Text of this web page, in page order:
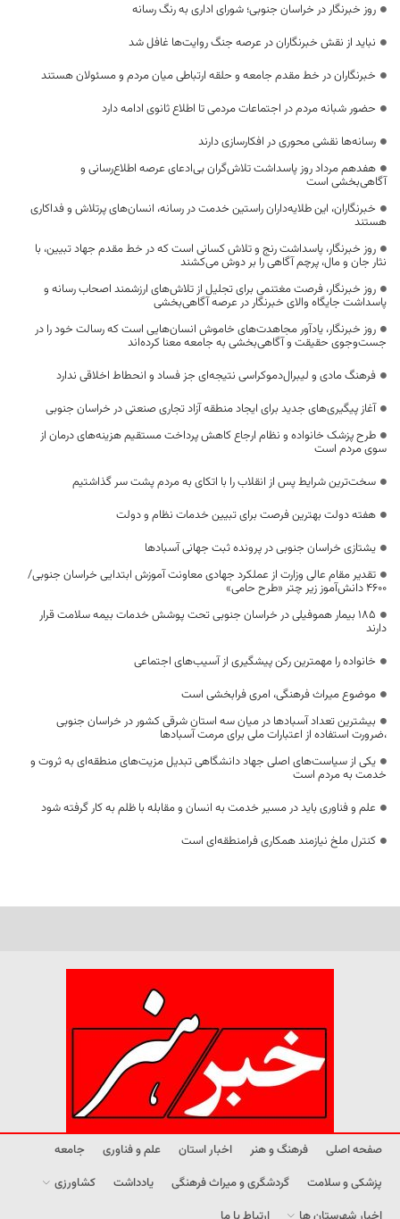
روز خبرنگار در خراسان جنوبی؛ شورای اداری به رنگ رسانه
نباید از نقش خبرنگاران در عرصه جنگ روایت‌ها غافل شد
خبرنگاران در خط مقدم جامعه و حلقه ارتباطی میان مردم و مسئولان هستند
حضور شبانه مردم در اجتماعات مردمی تا اطلاع ثانوی ادامه دارد
رسانه‌ها نقشی محوری در افکارسازی دارند
هفدهم مرداد روز پاسداشت تلاش‌گران بی‌ادعای عرصه اطلاع‌رسانی و
آگاهی‌بخشی است
خبرنگاران، این طلایه‌داران راستین خدمت در رسانه، انسان‌های پرتلاش و فداکاری
هستند
روز خبرنگار، پاسداشت رنج و تلاش کسانی است که در خط مقدم جهاد تبیین، با
نثار جان و مال، پرچم آگاهی را بر دوش می‌کشند
روز خبرنگار، فرصت مغتنمی برای تجلیل از تلاش‌های ارزشمند اصحاب رسانه و
پاسداشت جایگاه والای خبرنگار در عرصه آگاهی‌بخشی
روز خبرنگار، یادآور مجاهدت‌های خاموش انسان‌هایی است که رسالت خود را در
جست‌وجوی حقیقت و آگاهی‌بخشی به جامعه معنا کرده‌اند
فرهنگ مادی و لیبرال‌دموکراسی نتیجه‌ای جز فساد و انحطاط اخلاقی ندارد
آغاز پیگیری‌های جدید برای ایجاد منطقه آزاد تجاری صنعتی در خراسان جنوبی
طرح پزشک خانواده و نظام ارجاع کاهش پرداخت مستقیم هزینه‌های درمان از
سوی مردم است
سخت‌ترین شرایط پس از انقلاب را با اتکای به مردم پشت سر گذاشتیم
هفته دولت بهترین فرصت برای تبیین خدمات نظام و دولت
یشتازی خراسان جنوبی در پرونده ثبت جهانی آسبادها
تقدیر مقام عالی وزارت از عملکرد جهادی معاونت آموزش ابتدایی خراسان جنوبی/
۴۶۰۰ دانش‌آموز زیر چتر «طرح حامی»
۱۸۵ بیمار هموفیلی در خراسان جنوبی تحت پوشش خدمات بیمه سلامت قرار
دارند
خانواده را مهمترین رکن پیشگیری از آسیب‌های اجتماعی
موضوع میراث فرهنگی، امری فرابخشی است
بیشترین تعداد آسبادها در میان سه استان شرقی کشور در خراسان جنوبی
،ضرورت استفاده از اعتبارات ملی برای مرمت آسبادها
یکی از سیاست‌های اصلی جهاد دانشگاهی تبدیل مزیت‌های منطقه‌ای به ثروت و
خدمت به مردم است
علم و فناوری باید در مسیر خدمت به انسان و مقابله با ظلم به کار گرفته شود
کنترل ملخ نیازمند همکاری فرامنطقه‌ای است
صفحه اصلی فرهنگ و هنر اخبار استان علم و فناوری
جامعه
پزشکی و سلامت
گردشگری و میراث فرهنگی یادداشت
کشاورزی